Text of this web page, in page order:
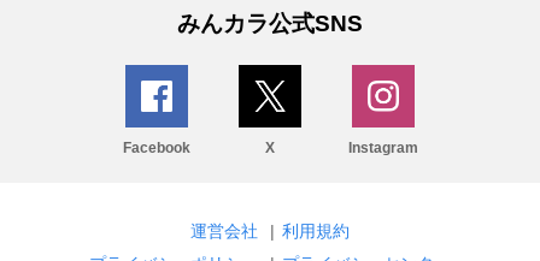
みんカラ公式SNS
Facebook X Instagram
運営会社 | 利用規約